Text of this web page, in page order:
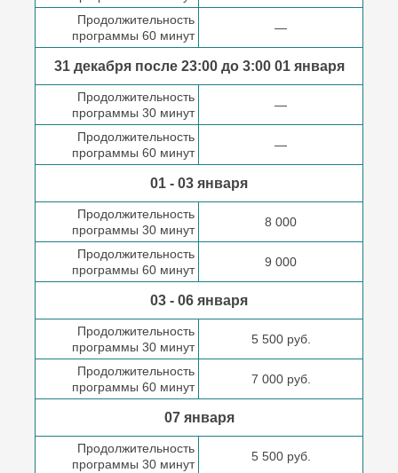
Продолжительность
программы 60 минут
—
31 декабря после23:00 до 3:0001 января
Продолжительность
программы 30 минут
—
Продолжительность
программы 60 минут
—
01 - 03 января
Продолжительность
программы 30 минут
8 000
Продолжительность
программы 60 минут
9 000
03 - 06 января
Продолжительность
программы 30 минут
5 500 руб.
Продолжительность
программы 60 минут
7 000 руб.
07 января
Продолжительность
программы 30 минут
5 500 руб.